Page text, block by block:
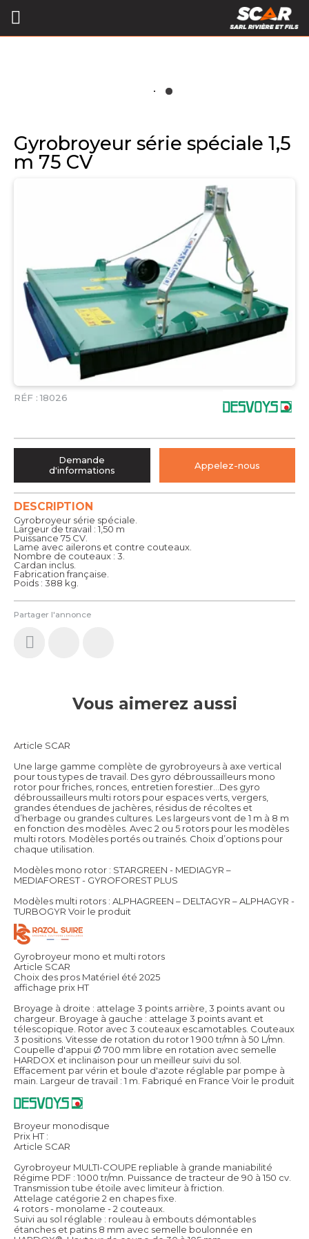
Gyrobroyeur série spéciale 1,5
m 75 CV
RÉF : 18026
Partager l'annonce
DESCRIPTION
Gyrobroyeur série spéciale.
Largeur de travail : 1,50 m
Puissance 75 CV.
Lame avec ailerons et contre couteaux.
Nombre de couteaux : 3.
Cardan inclus.
Fabrication française.
Poids : 388 kg.
Demande
d'informations
Appelez-nous
Vous aimerez aussi
Article SCAR
Une large gamme complète de gyrobroyeurs à axe vertical
pour tous types de travail. Des gyro débroussailleurs mono
rotor pour friches, ronces, entretien forestier…Des gyro
débroussailleurs multi rotors pour espaces verts, vergers,
grandes étendues de jachères, résidus de récoltes et
d’herbage ou grandes cultures. Les largeurs vont de 1 m à 8 m
en fonction des modèles. Avec 2 ou 5 rotors pour les modèles
multi rotors. Modèles portés ou trainés. Choix d’options pour
chaque utilisation.
Modèles mono rotor : STARGREEN - MEDIAGYR –
MEDIAFOREST - GYROFOREST PLUS
Modèles multi rotors : ALPHAGREEN – DELTAGYR – ALPHAGYR -
TURBOGYR Voir le produit
Gyrobroyeur mono et multi rotors
Article SCAR
Choix des pros Matériel été 2025
affichage prix HT
Broyage à droite : attelage 3 points arrière, 3 points avant ou
chargeur. Broyage à gauche : attelage 3 points avant et
télescopique. Rotor avec 3 couteaux escamotables. Couteaux
3 positions. Vitesse de rotation du rotor 1 900 tr/mn à 50 L/mn.
Coupelle d'appui Ø 700 mm libre en rotation avec semelle
HARDOX et inclinaison pour un meilleur suivi du sol.
Effacement par vérin et boule d'azote réglable par pompe à
main. Largeur de travail : 1 m. Fabriqué en France Voir le produit
Broyeur monodisque
Prix HT :
Article SCAR
Gyrobroyeur MULTI-COUPE repliable à grande maniabilité
Régime PDF : 1000 tr/mn. Puissance de tracteur de 90 à 150 cv.
Transmission tube étoile avec limiteur à friction.
Attelage catégorie 2 en chapes fixe.
4 rotors - monolame - 2 couteaux.
Suivi au sol réglable : rouleau à embouts démontables
étanches et patins 8 mm avec semelle boulonnée en